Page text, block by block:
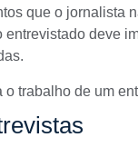
que o jornalista
deve
trabalho de um